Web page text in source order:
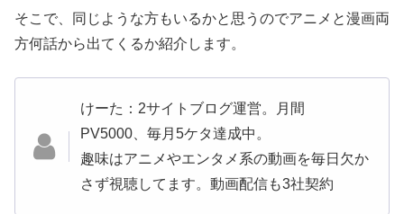
そこで、同じような方もいるかと思うのでアニメと漫画両
方何話から出てくるか紹介します。
けーた：2サイトブログ運営。月間
PV5000、毎月5ケタ達成中。
趣味はアニメやエンタメ系の動画を毎日欠か
さず視聴してます。動画配信も3社契約